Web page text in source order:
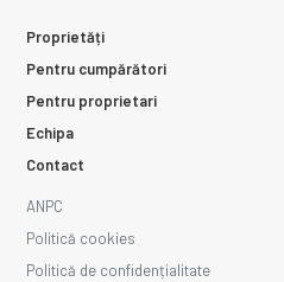
Proprietăți
Pentru cumpărători
Pentru proprietari
Echipa
Contact
ANPC
Politică cookies
Politică de confidențialitate